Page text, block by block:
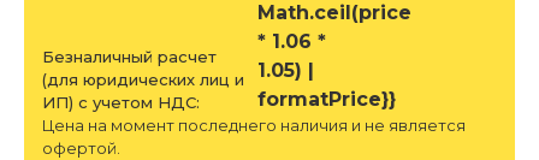
Безналичный расчет
(для юридических лиц и
ИП) с учетом НДС:
Math.ceil(price
* 1.06 *
1.05) |
formatPrice}}
Цена на момент последнего наличия и не является
офертой.